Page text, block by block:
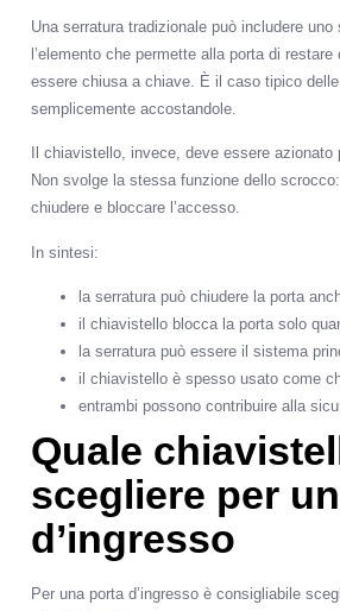
Una serratura tradizionale può includere
l’elemento che permette alla porta di
essere chiusa a chiave. È il caso tipico
semplicemente accostandole.
Il chiavistello, invece, deve essere azionato
Non svolge la stessa funzione dello
chiudere e bloccare l’accesso.
In sintesi:
la serratura può chiudere la porta
il chiavistello blocca la porta solo
la serratura può essere il sistema
il chiavistello è spesso usato come
entrambi possono contribuire alla
Quale
scegliere per
d’ingresso
Per una porta d’ingresso è consigliabile